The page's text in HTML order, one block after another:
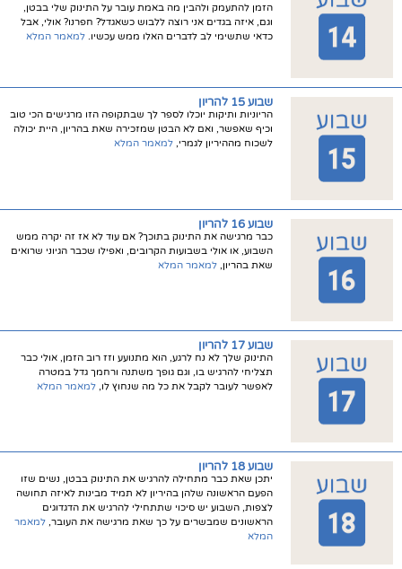
הזמן להתעמק ולהבין מה באמת עובר על התינוק שלי בבטן,
וגם, איזה בגדים אני רוצה ללבוש כשאגדל? חפרנו? אולי, אבל
כדאי שתשימי לב לדברים האלו ממש עכשיו.למאמר המלא
שבוע 15 להריון
הריוניות ותיקות יוכלו לספר לך שבתקופה הזו מרגישים הכי טוב
וכיף שאפשר, ואם לא הבטן שמזכירה שאת בהריון, היית יכולה
לשכוח מההיריון לגמרי,למאמר המלא
שבוע 16 להריון
כבר מרגישה את התינוק בתוכך? אם עוד לא אז זה יקרה ממש
השבוע, או אולי בשבועות הקרובים, ואפילו שכבר הגיוני שרואים
שאת בהריון,למאמר המלא
שבוע 17 להריון
התינוק שלך לא נח לרגע, הוא מתנועע וזז רוב הזמן, אולי כבר
תצליחי להרגיש בו, וגם גופך משתנה ורחמך גדל במטרה
לאפשר לעובר לקבל את כל מה שנחוץ לו,למאמר המלא
שבוע 18 להריון
יתכן שאת כבר מתחילה להרגיש את התינוק בבטן, נשים שזו
הפעם הראשונה שלהן בהיריון לא תמיד מבינות לאיזה תחושה
לצפות, השבוע יש סיכוי שתתחילי להרגיש את הדגדוגים
הראשונים שמבשרים על כך שאת מרגישה את העובר,למאמר
המלא